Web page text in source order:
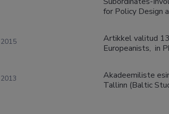
2015
Artikkel valitud
Europeanists,  in
2013
Akadeemiliste
Tallinn (Baltic